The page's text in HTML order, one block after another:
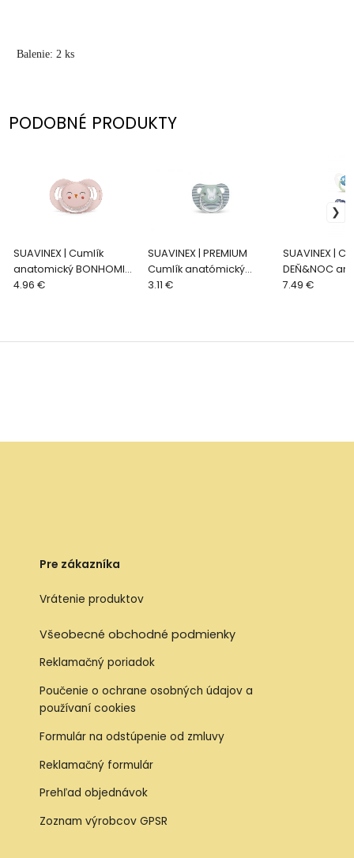
Balenie: 2 ks
PODOBNÉ PRODUKTY
SUAVINEX | Cumlík
anatomický BONHOMIA
6/18 m SOVIČKA -
4.96 €
SUAVINEX | PREMIUM
Cumlík anatómický
HYGGE 6-18 m PRÚŽKY -
3.11 €
SUAVINEX |
DEŇ&NOC
silikón 6-18m
7.49 €
Pre zákazníka
Vrátenie produktov
Všeobecné obchodné podmienky
Reklamačný poriadok
Poučenie o ochrane osobných údajov a
používaní cookies
Formulár na odstúpenie od zmluvy
Reklamačný formulár
Prehľad objednávok
Zoznam výrobcov GPSR